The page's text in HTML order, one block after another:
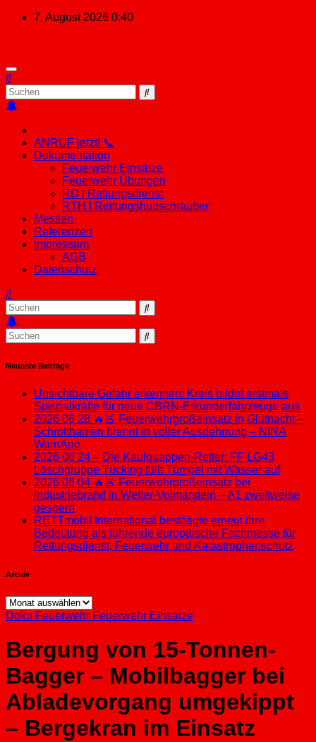
Zum
7. August 2026 0:40
ANRUF jetzt! 📞
Dokumentation
Feuerwehr Einsätze
Feuerwehr Übungen
RD | Rettungsdienst
RTH | Rettungshubschrauber
Messen
Referenzen
Impressum
AGB
Datenschutz
Neueste Beiträge
Unsichtbare Gefahr erkennen: Kreis bildet erstmals
Spezialkräfte für neue CBRN-Erkunderfahrzeuge aus
2026 06 28 🔥🚨 Feuerwehrgroßeinsatz in Glutnacht –
Schrotthaufen brennt in voller Ausdehnung – NINA
WarnApp
2026 06 24 – Die Kaulquappen-Retter: FF LG43
Löschgruppe Tücking füllt Tümpel mit Wasser auf
2026 06 04 🔥🚨 Feuerwehrgroßeinsatz bei
Industriebrand in Wetter-Volmarstein – A1 zweitweise
gesperrt
RETTmobil International bestätigte erneut ihre
Bedeutung als führende europäische Fachmesse für
Rettungsdienst, Feuerwehr und Katastrophenschutz
Archiv
Archiv
Doku Feuerwehr Feuerwehr Einsätze
Bergung von 15-Tonnen-
Bagger – Mobilbagger bei
Abladevorgang umgekippt
– Bergekran im Einsatz